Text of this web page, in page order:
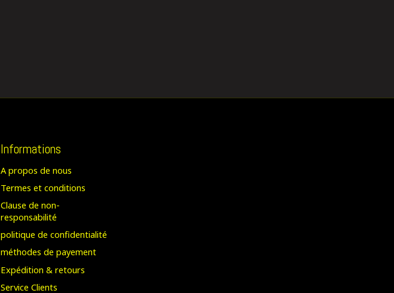
Informations
A propos de nous
Termes et conditions
Clause de non-
responsabilité
politique de confidentialité
méthodes de payement
Expédition & retours
Service Clients